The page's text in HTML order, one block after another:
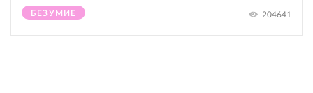
БЕЗУМИЕ 204641